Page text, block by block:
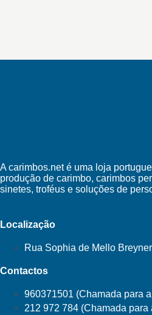
A carimbos.net é uma loja
produção de carimbo, carimbos
sinetes, troféus e soluções de
Localização
Rua Sophia de Mello
Contactos
960371501 (Chamada para
212 972 784 (Chamada